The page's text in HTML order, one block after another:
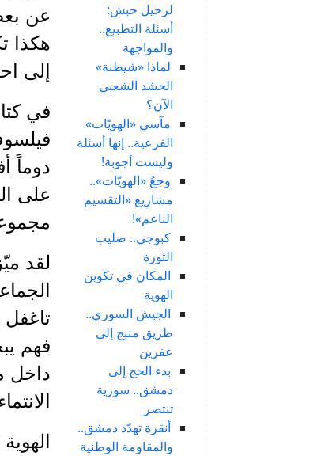
لرحيل حبش:
أسئلة التطبيع..
والمواجهة
لماذا «شيطنة»
الحشد الشعبي
الآن؟
مآسي «الهويّات»
الفرعية.. إنها أسئلة
وليست أجوبة!
وجعُ «الهويّات»..
مشاريع «التقسيم
الناعم»!
كبوجي.. صليب
الثورة
المكان في تكوين
الهوية
الجيش السوري..
طريق منبج إلى
عفرين
بدء الحج إلى
دمشق.. سورية
تنتصر
أنقرة تهدّد دمشق..
والمقاومة الوطنية
عن
هكذا
إلى
دوماً
على
لقد
تاغفل
فهم
داخل